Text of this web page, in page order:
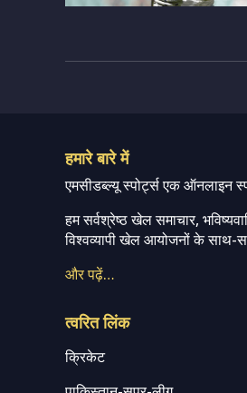
हमारे बारे में
एमसीडब्ल्यू स्पोर्ट्स एक ऑनलाइन
हम सर्वश्रेष्ठ खेल समाचार,
विश्वव्यापी खेल आयोजनों के साथ-
और पढ़ें…
त्वरित लिंक
क्रिकेट